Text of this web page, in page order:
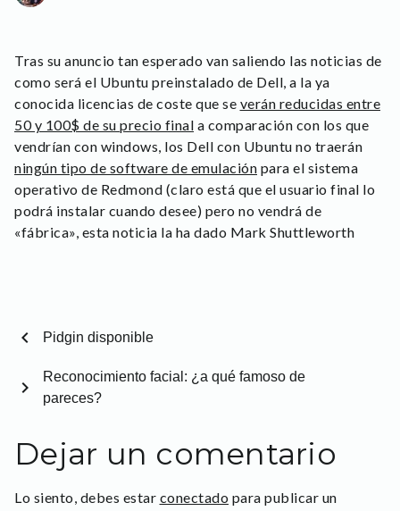
Tras su anuncio tan esperado van saliendo las noticias de
como será el Ubuntu preinstalado de Dell, a la ya
conocida licencias de coste que se verán reducidas entre
50 y 100$ de su precio final a comparación con los que
vendrían con windows, los Dell con Ubuntu no traerán
ningún tipo de software de emulación para el sistema
operativo de Redmond (claro está que el usuario final lo
podrá instalar cuando desee) pero no vendrá de
«fábrica», esta noticia la ha dado Mark Shuttleworth
chevron_left Pidgin disponible
Reconocimiento facial: ¿a qué famoso de
pareces?
chevron_right
Dejar un comentario
Lo siento, debes estar conectado para publicar un